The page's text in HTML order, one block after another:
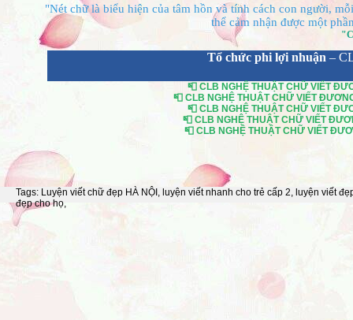
"Nét chữ là biểu hiện của tâm hồn và tính cách con người,
thể cảm nhận được một
Tổ chức phi lợi nhuận –
📮 CLB NGHỆ THUẬT CHỮ VIẾT
📮 CLB NGHỆ THUẬT CHỮ VIẾT
📮 CLB NGHỆ THUẬT CHỮ VIẾT
📮 CLB NGHỆ THUẬT CHỮ VIẾT
📮 CLB NGHỆ THUẬT CHỮ VIẾT
Tags: Luyện viết chữ đẹp HÀ NỘI , luyện viết nhanh cho trẻ cấp 2, luyện viết
đẹp cho họ,